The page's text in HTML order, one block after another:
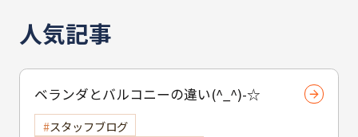
人気記事
ベランダとバルコニーの違い(^_^)-☆
スタッフブログ